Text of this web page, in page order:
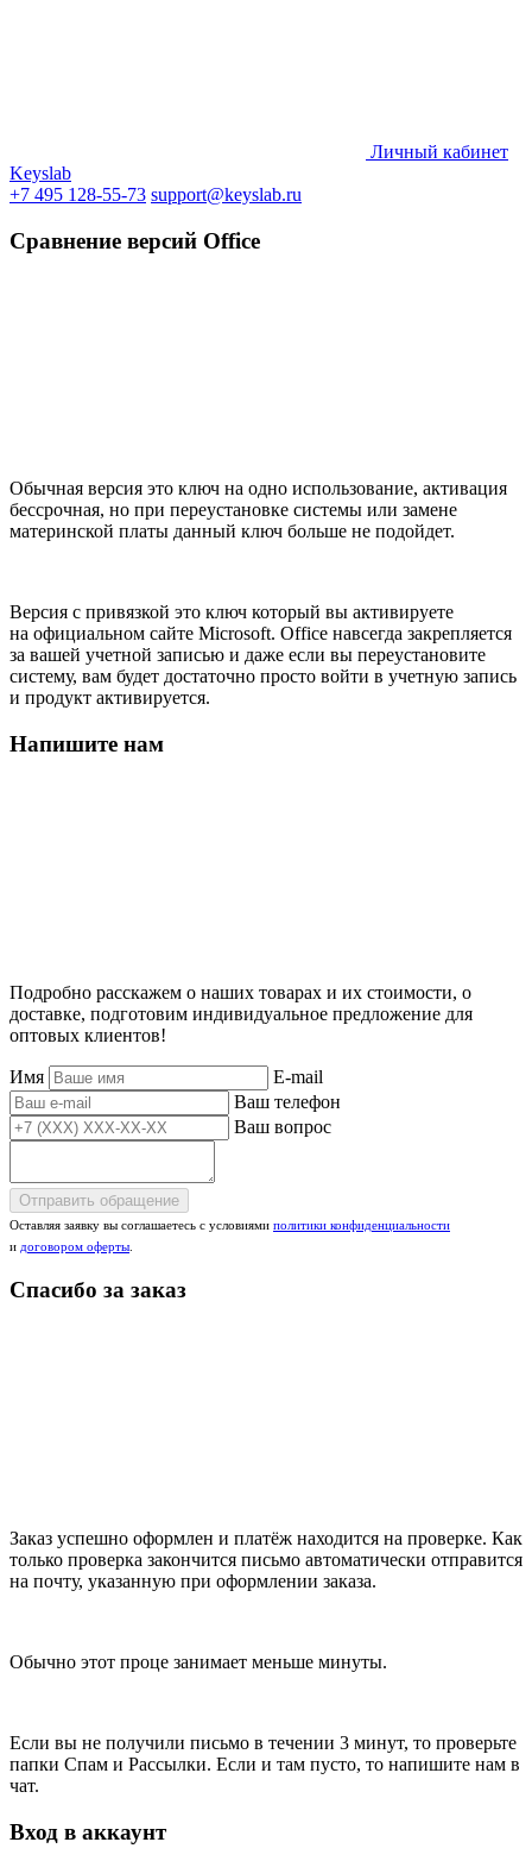
Личный кабинет
Keyslab
+7 495 128-55-73 support@keyslab.ru
Сравнение версий Office
Обычная версия это ключ на одно использование, активация
бессрочная, но при переустановке системы или замене
материнской платы данный ключ больше не подойдет.
Версия с привязкой это ключ который вы активируете
на официальном сайте Microsoft. Office навсегда закрепляется
за вашей учетной записью и даже если вы переустановите
систему, вам будет достаточно просто войти в учетную запись
и продукт активируется.
Напишите нам
Подробно расскажем о наших товарах и их стоимости, о
доставке, подготовим индивидуальное предложение для
оптовых клиентов!
Имя
E-mail
Ваш телефон
Ваш вопрос
Отправить обращение
Оставляя заявку вы соглашаетесь с условиями политики конфиденциальности
и договором оферты
Спасибо за заказ
Заказ успешно оформлен и платёж находится на проверке. Как
только проверка закончится письмо автоматически отправится
на почту, указанную при оформлении заказа.
Обычно этот проце занимает меньше минуты.
Если вы не получили письмо в течении 3 минут, то проверьте
папки Спам и Рассылки. Если и там пусто, то напишите нам в
чат.
Вход в аккаунт